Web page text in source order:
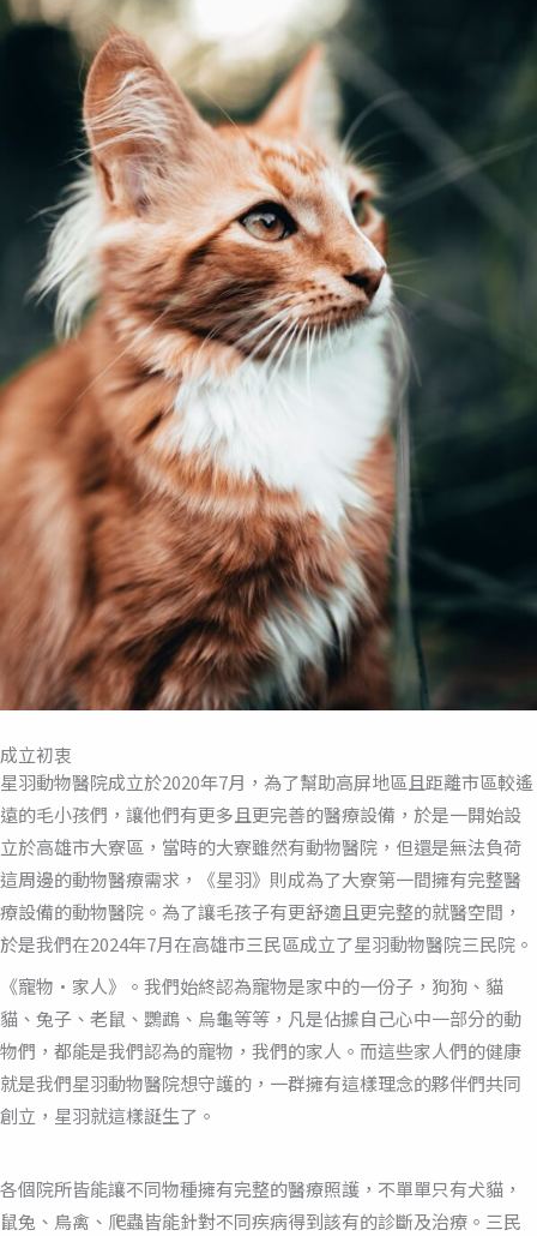
成立初衷
星羽動物醫院成立於2020年7月，為了幫助高屏地區且距離市區較遙
遠的毛小孩們，讓他們有更多且更完善的醫療設備，於是一開始設
立於高雄市大寮區，當時的大寮雖然有動物醫院，但還是無法負荷
這周邊的動物醫療需求，《星羽》則成為了大寮第一間擁有完整醫
療設備的動物醫院。為了讓毛孩子有更舒適且更完整的就醫空間，
於是我們在2024年7月在高雄市三民區成立了星羽動物醫院三民院。
《寵物•家人》。我們始終認為寵物是家中的一份子，狗狗、貓
貓、兔子、老鼠、鸚鵡、烏龜等等，凡是佔據自己心中一部分的動
物們，都能是我們認為的寵物，我們的家人。而這些家人們的健康
就是我們星羽動物醫院想守護的，一群擁有這樣理念的夥伴們共同
創立，星羽就這樣誕生了。
各個院所皆能讓不同物種擁有完整的醫療照護，不單單只有犬貓，
鼠兔、鳥禽、爬蟲皆能針對不同疾病得到該有的診斷及治療。三民